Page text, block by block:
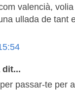
valencià,
ullada de tant
dit...
passar-te per